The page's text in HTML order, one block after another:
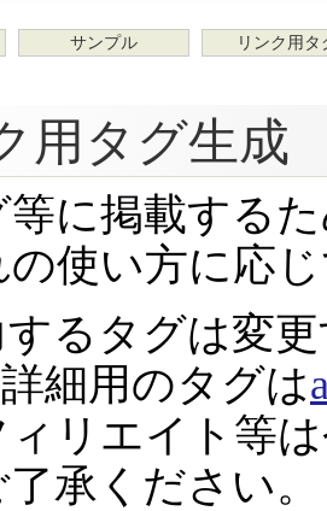
サンプル リンク用タ
用タグ生成
等に掲載する
の使い方に応
るタグは変
細用のタグは
リエイト等
承ください。